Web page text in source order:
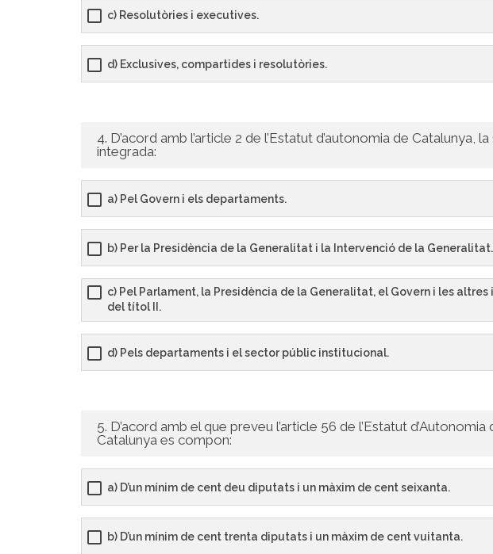
c) Resolutòries i executives.
d) Exclusives, compartides i resolutòries.
4. D’acord amb l’article 2 de l’Estatut d’autonomia de Catalunya,
integrada:
a) Pel Govern i els departaments.
b) Per la Presidència de la Generalitat i la Intervenció de la Generalitat.
c) Pel Parlament, la Presidència de la Generalitat, el Govern i les
del títol II.
d) Pels departaments i el sector públic institucional.
5. D’acord amb el que preveu l’article 56 de l’Estatut
Catalunya es compon:
a) D’un mínim de cent deu diputats i un màxim de cent seixanta.
b) D’un mínim de cent trenta diputats i un màxim de cent vuitanta.